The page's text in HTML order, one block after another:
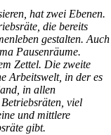
hat zwei Ebenen.
die bereits
gestalten. Auch
Pausenräume.
Zettel. Die zweite
Arbeitswelt, in der es
in allen
viel
und mittlere
gibt.